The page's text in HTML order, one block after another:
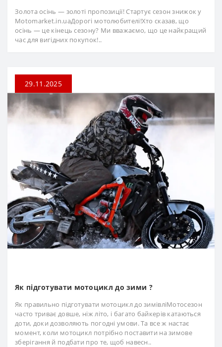
Золота осінь — золоті пропозиції! Стартує сезон знижок у
Motomarket.in.uaДорогі мотолюбителі!Хто сказав, що
осінь — це кінець сезону? Ми вважаємо, що це найкращий
час для вигідних покупок!..
29.11.2025
Як підготувати мотоцикл до зими ?
Як правильно підготувати мотоцикл до зимівліМотосезон
часто триває довше, ніж літо, і багато байкерів катаються
доти, доки дозволяють погодні умови. Та все ж настає
момент, коли мотоцикл потрібно поставити на зимове
зберігання й подбати про те, щоб навесн..